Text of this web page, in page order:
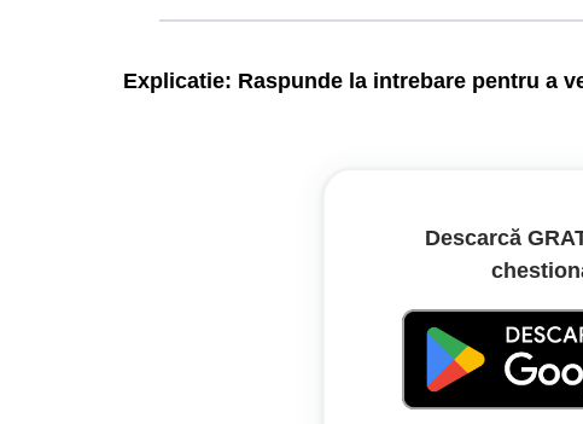
Explicatie: Raspunde la intrebare pentru a
(1) La intersecțiile prevăzute cu indicatoare și/sau
Descarcă